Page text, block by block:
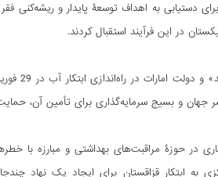
در این فرآیند استقبال کردند.
جهان و بسیج سرمایه‌گذاری برای تأمین آن،
در حوزۀ مراقبت‌های بهداشتی و مبارزه با
به ابتکار قزاقستان برای ایجاد یک نهاد